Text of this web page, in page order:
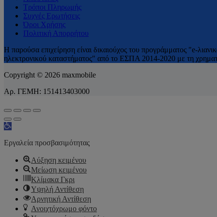
Τρόποι Πληρωμής
Συχνές Ερωτήσεις
Όροι Χρήσης
Πολιτική Απορρήτου
H παρούσα επιχείρηση είναι δικαιούχος του προγράμματος "e-
ηλεκτρονικού καταστήματος" από το ΕΣΠΑ 2014-2020 με τη
Copyright © 2026 maxmobile
Αρ. ΓΕΜΗ: 151413403000
Ανοίξτε τη γραμμή εργαλείων
Εργαλεία προσβασιμότητας
Αύξηση κειμένου
Μείωση κειμένου
Κλίμακα Γκρι
Υψηλή Αντίθεση
Αρνητική Αντίθεση
Ανοιχτόχρωμο φόντο